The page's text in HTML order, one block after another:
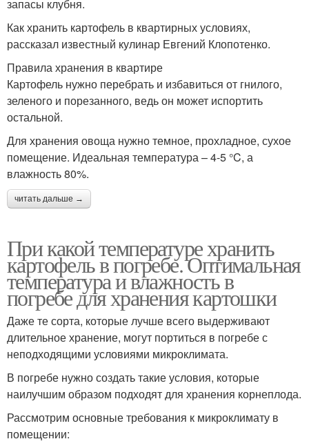
запасы клубня.
Как хранить картофель в квартирных условиях,
рассказал известный кулинар Евгений Клопотенко.
Правила хранения в квартире
Картофель нужно перебрать и избавиться от гнилого,
зеленого и порезанного, ведь он может испортить
остальной.
Для хранения овоща нужно темное, прохладное, сухое
помещение. Идеальная температура – 4-5 °C, а
влажность 80%.
читать дальше →
При какой температуре хранить
картофель в погребе. Оптимальная
температура и влажность в
погребе для хранения картошки
Даже те сорта, которые лучше всего выдерживают
длительное хранение, могут портиться в погребе с
неподходящими условиями микроклимата.
В погребе нужно создать такие условия, которые
наилучшим образом подходят для хранения корнеплода.
Рассмотрим основные требования к микроклимату в
помещении: